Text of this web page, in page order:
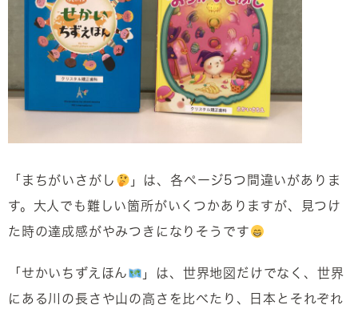
「まちがいさがし
」は、各ページ5つ間違いがありま
す。大人でも難しい箇所がいくつかありますが、見つけ
た時の達成感がやみつきになりそうです
「せかいちずえほん
」は、世界地図だけでなく、世界
にある川の長さや山の高さを比べたり、日本とそれぞれ